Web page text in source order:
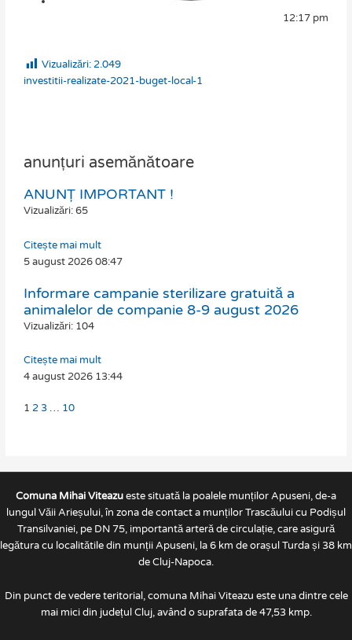
12:17 pm
Vizualizări: 2.049
investitii-realizate-2021-buget-local-1
anunțuri asemănătoare
ANUNȚ IMPORTANT !
Vizualizări: 65
Citește mai mult
5 august 202608:47
Informare campanie sterilizare gratuită a
animalelor de companie 8-9 august 2026
Vizualizări: 104
Citește mai mult
4 august 2026 13:44
Page
1
Page
2
Page
3 …
Page
10
Comuna Mihai Viteazueste situată la poalele munților Apuseni, de-a
lungul Văii Arieșului, în zona de contact a munților Trascăului cu Podișul
Transilvaniei, pe DN 75, importantă arteră de circulație, care asigură
legătura cu localitătile din munții Apuseni, la 6 km de orașul Turda și 38 km
de Cluj-Napoca.
Din punct de vedere teritorial, comuna Mihai Viteazu este una dintre cele
mai mici din județul Cluj, având o suprafata de 47,53 kmp.